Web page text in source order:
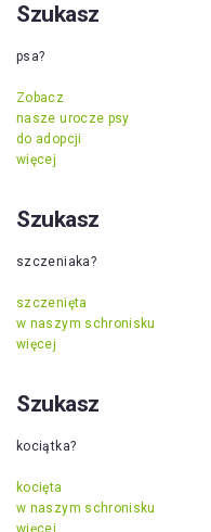
Szukasz
psa?
Zobacz
nasze urocze psy
do adopcji
więcej
Szukasz
szczeniaka?
szczenięta
w naszym schronisku
więcej
Szukasz
kociątka?
kocięta
w naszym schronisku
więcej